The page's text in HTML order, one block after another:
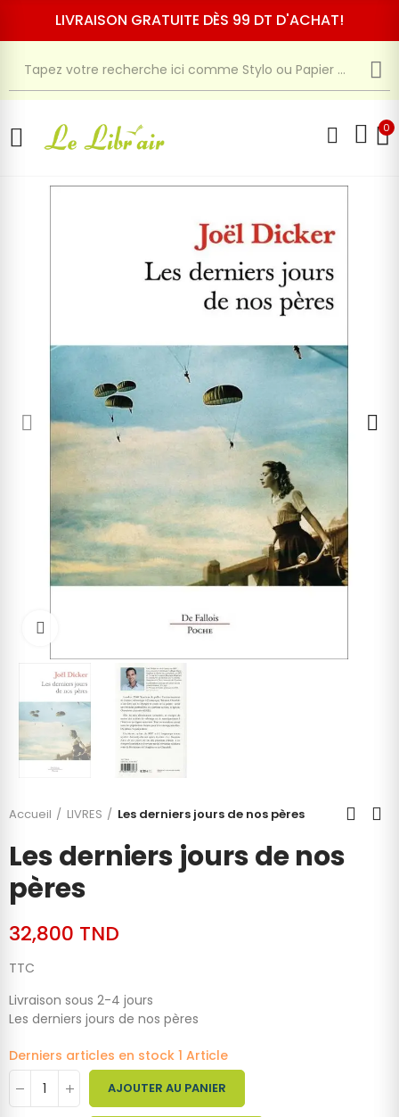
LIVRAISON GRATUITE DÈS 99 DT D'ACHAT!
0
Cliquez pour agrandir
Accueil LIVRES Les derniers jours de nos pères
Les derniers jours de nos
pères
32,800 TND
TTC
Livraison sous 2-4 jours
Les derniers jours de nos pères
Derniers articles en stock 1 Article
AJOUTER AU PANIER